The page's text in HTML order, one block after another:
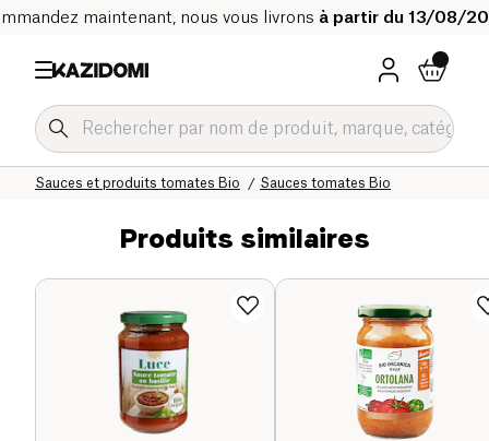
maintenant, nous vous livrons à partir du 13/08/
Sauces tomates Bio
Sauces et produits tomates Bio
Sauces et condiments Bio
Epicerie salée Bio
Accueil
Produits similaires